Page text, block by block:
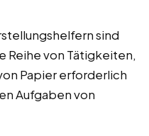
sind
Reihe von Tätigkeiten,
Papier erforderlich
Aufgaben von